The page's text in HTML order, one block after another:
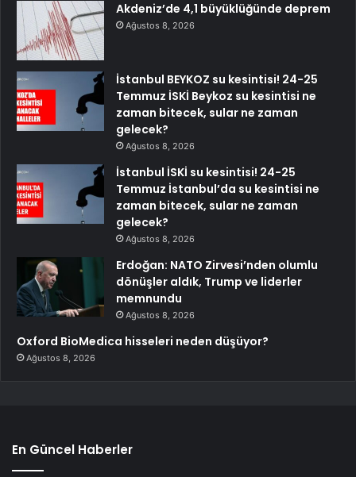
Akdeniz’de 4,1 büyüklüğünde deprem
Ağustos 8, 2026
İstanbul BEYKOZ su kesintisi! 24-25
Temmuz İSKİ Beykoz su kesintisi ne
zaman bitecek, sular ne zaman
gelecek?
Ağustos 8, 2026
İstanbul İSKİ su kesintisi! 24-25
Temmuz İstanbul’da su kesintisi ne
zaman bitecek, sular ne zaman
gelecek?
Ağustos 8, 2026
Erdoğan: NATO Zirvesi’nden olumlu
dönüşler aldık, Trump ve liderler
memnundu
Ağustos 8, 2026
Oxford BioMedica hisseleri neden düşüyor?
Ağustos 8, 2026
En Güncel Haberler